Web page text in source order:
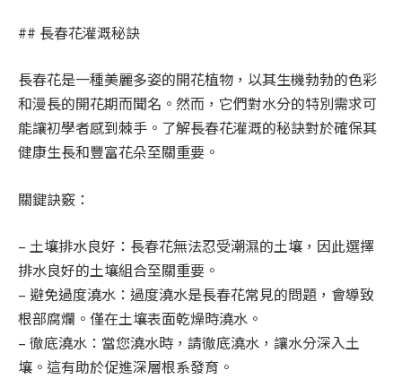
## 長春花灌溉秘訣
長春花是一種美麗多姿的開花植物，以其生機勃勃的色彩
和漫長的開花期而聞名。然而，它們對水分的特別需求可
能讓初學者感到棘手。了解長春花灌溉的秘訣對於確保其
健康生長和豐富花朵至關重要。
關鍵訣竅：
– 土壤排水良好：長春花無法忍受潮濕的土壤，因此選擇
排水良好的土壤組合至關重要。
– 避免過度澆水：過度澆水是長春花常見的問題，會導致
根部腐爛。僅在土壤表面乾燥時澆水。
– 徹底澆水：當您澆水時，請徹底澆水，讓水分深入土
壤。這有助於促進深層根系發育。